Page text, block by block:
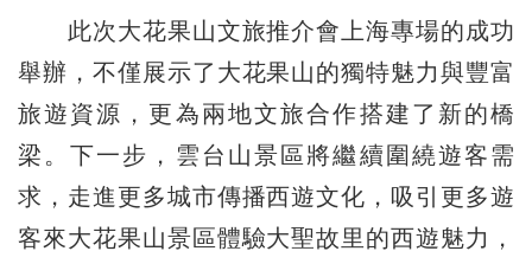
此次大花果山文旅推介會上海專場的成功
舉辦，不僅展示了大花果山的獨特魅力與豐富
旅遊資源，更為兩地文旅合作搭建了新的橋
梁。下一步，雲台山景區將繼續圍繞遊客需
求，走進更多城市傳播西遊文化，吸引更多遊
客來大花果山景區體驗大聖故里的西遊魅力，